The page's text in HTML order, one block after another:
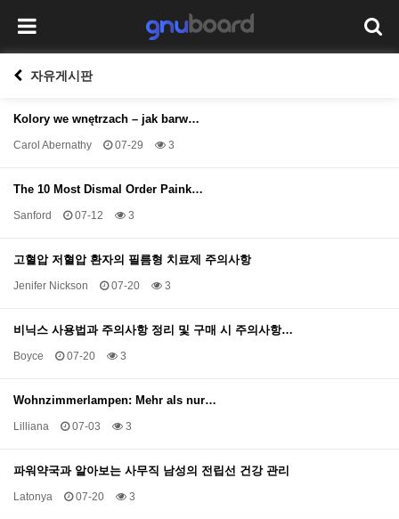
자유게시판
Kolory we wnętrzach – jak barw…
Carol Abernathy 07-29 3
The 10 Most Dismal Order Paink…
Sanford 07-12 3
고혈압 저혈압 환자의 필름형 치료제 주의사항
Jenifer Nickson 07-20 3
비닉스 사용법과 주의사항 정리 및 구매 시 주의사항…
Boyce 07-20 3
Wohnzimmerlampen: Mehr als nur…
Lilliana 07-03 3
파워약국과 알아보는 사무직 남성의 전립선 건강 관리
Latonya 07-20 3